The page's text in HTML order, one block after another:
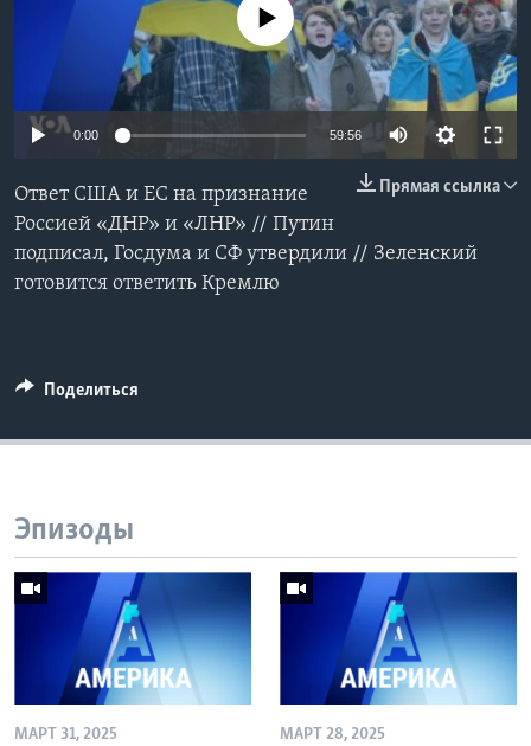
Learning English
СОЦИАЛЬНЫЕ СЕТИ
Языки
No media source currently available
0:00 59:56
Прямая ссылка
Ответ США и ЕС на признание
Россией «ДНР» и «ЛНР» // Путин
подписал, Госдума и СФ утвердили // Зеленский
готовится ответить Кремлю
Поделиться
Эпизоды
МАРТ 31, 2025 МАРТ 28, 2025